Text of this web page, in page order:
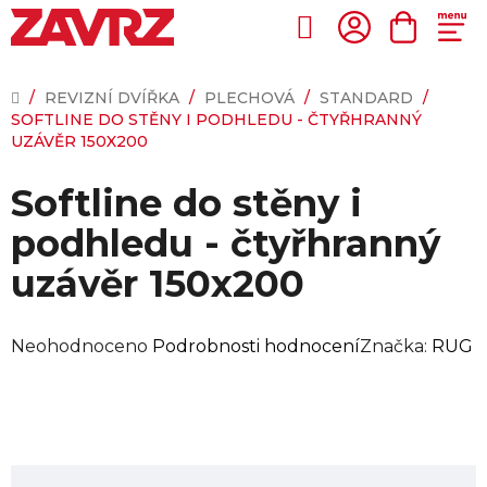
Přejít
na
Hledat
KOŠÍK
DOMŮ
/ REVIZNÍ DVÍŘKA / PLECHOVÁ / STANDARD /
SOFTLINE DO STĚNY I PODHLEDU - ČTYŘHRANNÝ
UZÁVĚR 150X200
Softline do stěny i
podhledu - čtyřhranný
uzávěr 150x200
Průměrné
Neohodnoceno Podrobnosti hodnoceníZnačka: RUG